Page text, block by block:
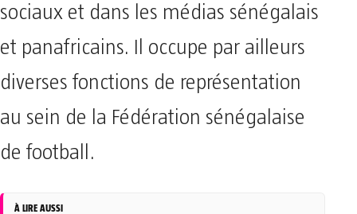
sociaux et dans les médias sénégalais
et panafricains. Il occupe par ailleurs
diverses fonctions de représentation
au sein de la Fédération sénégalaise
de football.
À LIRE AUSSI